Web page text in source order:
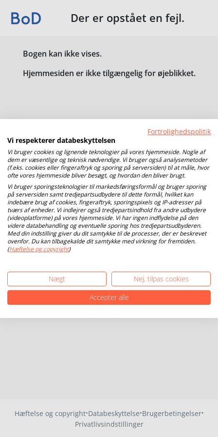
Der er opstået en fejl.
Bogen kan ikke vises.
Hjemmesiden er ikke tilgængelig for øjeblikket.
Hæftelse og copyright·Databeskyttelse·Brugerbetingelser·
Privatlivsindstillinger
Fortrolighedspolitik
Vi respekterer databeskyttelsen
Vi bruger cookies og lignende teknologier på vores hjemmeside. Nogle af
dem er væsentlige og teknisk nødvendige. Vi bruger også analysemetoder
(f.eks. cookies eller fingeraftryk og sporing på serversiden) til at måle, hvor
ofte vores hjemmeside bliver besøgt, og hvordan den bliver brugt.
Vi bruger sporingsteknologier til markedsføringsformål og bruger sporing
på serversiden samt tredjepartsudbydere til dette formål, hvilket kan
indebære brug af cookies, fingeraftryk, sporingspixels og IP-adresser på
tværs af enheder. Vi indlejrer også tredjepartsindhold fra andre udbydere
(videoplatforme) på vores hjemmeside. Vi har ingen indflydelse på den
videre databehandling og eventuelle sporing hos tredjepartsudbyderen.
Med din indstilling giver du dit samtykke til de processer, der er beskrevet
ovenfor. Du kan tilbagekalde dit samtykke med virkning for fremtiden.
(Hæftelse og copyright)
Nægt
Nej, tilpas cookies
Accepter alle